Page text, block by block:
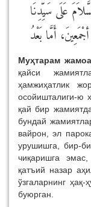
عَلَى سَيِّدِنَا
أَمَّا بَعْدُ
Муҳтарам
қайси
ҳамжиҳатлик
осойишталиги-ю
қай бир
бундай
вайрон, эл
урушишга, бир-
чиқаришга
қатъий назар
ўзгаларнинг
буюрган.